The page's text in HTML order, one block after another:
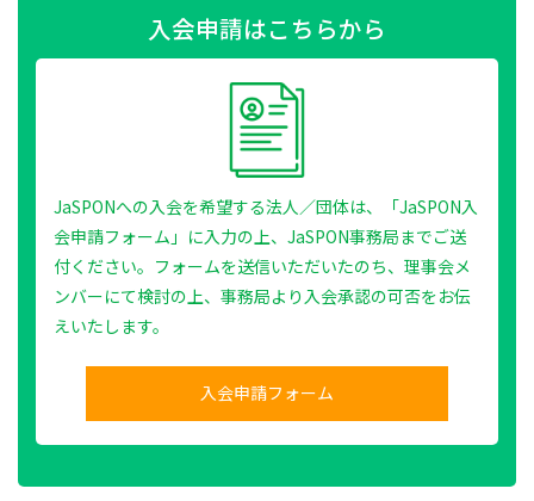
入会申請はこちらから
JaSPONへの入会を希望する法人／団体は、「JaSPON入
会申請フォーム」に入力の上、JaSPON事務局までご送
付ください。フォームを送信いただいたのち、理事会メ
ンバーにて検討の上、事務局より入会承認の可否をお伝
えいたします。
入会申請フォーム